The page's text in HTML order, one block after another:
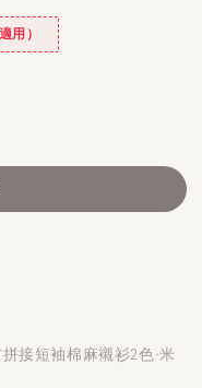
用）
拼接短袖棉麻襯衫2色-米